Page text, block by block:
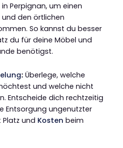
Perpignan, um einen
und den örtlichen
So kannst du besser
du für deine Möbel und
benötigst.
: Überlege, welche
und welche nicht
Entscheide dich rechtzeitig
Entsorgung ungenutzter
und Kosten beim